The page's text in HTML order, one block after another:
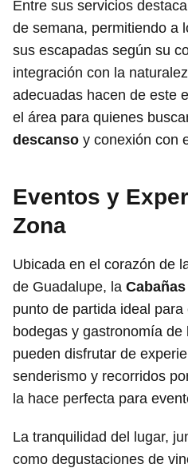
Entre sus servicios
de semana, permitiendo a
sus escapadas según su
integración con la
adecuadas hacen de este
el área para quienes
descanso y conexión con
Eventos y
Zona
Ubicada en el corazón de
de Guadalupe, la
punto de partida ideal
bodegas y gastronomía
pueden disfrutar de
senderismo y recorridos
la hace perfecta para
La tranquilidad del lugar,
como degustaciones de